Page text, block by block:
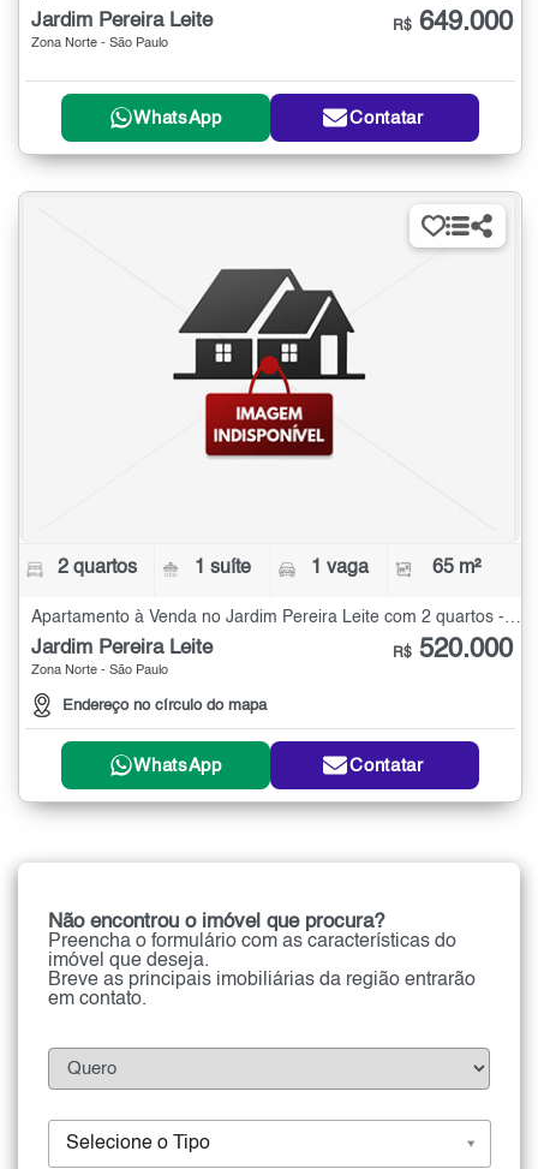
Jardim Pereira Leite
Zona Norte - São Paulo
R$ 649.000
WhatsApp Contatar
2 quartos 1 suíte 1 vaga 65 m²
Apartamento à Venda no Jardim Pereira Leite com 2 quartos - 65 m²
Jardim Pereira Leite
Zona Norte - São Paulo
Endereço no círculo do mapa
R$ 520.000
WhatsApp Contatar
Não encontrou o imóvel que procura?
Preencha o formulário com as características do
imóvel que deseja.
Breve as principais imobiliárias da região entrarão
em contato.
Selecione o Tipo